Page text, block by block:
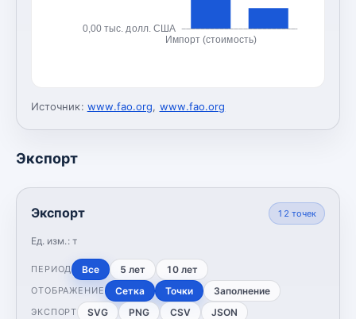
0,00 тыс. долл. США
Импорт (стоимость)
Источник: www.fao.org, www.fao.org
Экспорт
Экспорт
Ед. изм.: т
12 точек
ПЕРИОД Все 5 лет 10 лет
ОТОБРАЖЕНИЕ Сетка Точки Заполнение
ЭКСПОРТ SVG PNG CSV JSON